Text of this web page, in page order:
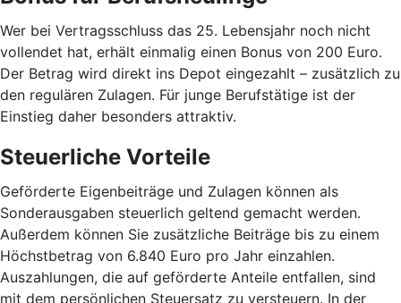
Wer bei Vertragsschluss das 25. Lebensjahr noch nicht
vollendet hat, erhält einmalig einen Bonus von 200 Euro.
Der Betrag wird direkt ins Depot eingezahlt – zusätzlich zu
den regulären Zulagen. Für junge Berufstätige ist der
Einstieg daher besonders attraktiv.
Steuerliche Vorteile
Geförderte Eigenbeiträge und Zulagen können als
Sonderausgaben steuerlich geltend gemacht werden.
Außerdem können Sie zusätzliche Beiträge bis zu einem
Höchstbetrag von 6.840 Euro pro Jahr einzahlen.
Auszahlungen, die auf geförderte Anteile entfallen, sind
mit dem persönlichen Steuersatz zu versteuern. In der